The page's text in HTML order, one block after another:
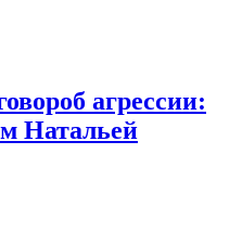
агрессии:
Натальей